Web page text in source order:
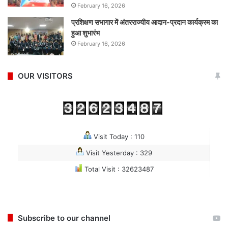
February 16, 2026
प्रशिक्षण सभागार में अंतरराज्यीय आदान-प्रदान कार्यक्रम का
हुआ शुभारंभ
February 16, 2026
OUR VISITORS
Visit Today : 110
Visit Yesterday : 329
Total Visit : 32623487
Subscribe to our channel